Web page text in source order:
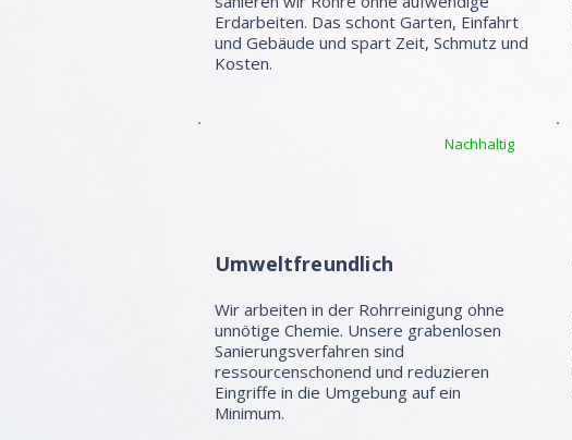
Erdarbeiten. Das schont Garten, Einfahrt
und Gebäude und spart Zeit, Schmutz und
Kosten.
Nachhaltig
Umweltfreundlich
Wir arbeiten in der Rohrreinigung ohne
unnötige Chemie. Unsere grabenlosen
Sanierungsverfahren sind
ressourcenschonend und reduzieren
Eingriffe in die Umgebung auf ein
Minimum.